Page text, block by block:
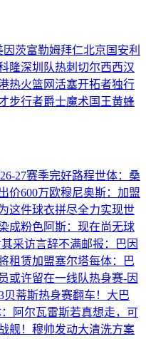
因茨富勒姆拜仁北京国安利
隆深圳队热刺 切尔西西汉
热火篮网活塞开拓者独行
步行者爵士魔术国王黄蜂
27赛季完好路程世体：桑
价600万欧穆尼奥斯：加盟
这件球衣拼尽全力实现世
成粉色阿斯：现在尚无球
采访言辞不满邮报：巴因
租赁加盟塞尔塔每体：巴
或许留在一线队热身赛-因
贝蒂斯热身赛翻车！大巴
阿尔瓦雷斯若真想走，可
舰！穆帅发动大清洗方案